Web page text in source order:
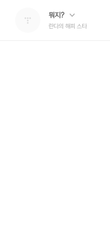
뭐지?
란다의 해피 스타